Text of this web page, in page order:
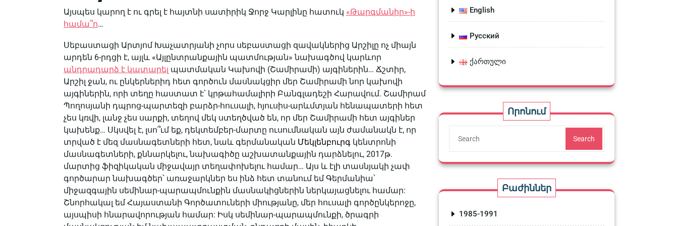
Այսպես կարող է ու գրել է հայտնի սատիրիկ Ջորջ Կարլինը հատուկ «Թարգմանիր»-ի
համա՞ր…
Սեբաստացի Արտյոմ Խաչատրյանի չորս սեբաստացի զավակներից Արշիլը ոչ միայն
արդեն 6-րդցի է, այլև «Այլընտրանքային պատմության» նախագծով կարևոր
անդրադարձ է կատարել պատմական Կախովի (Շամիրամի) այգիներին… Ճշտիր,
Արշիլ ջան, ու ընկերներիդ հետ գործուն մասնակցիր մեր Շամիրամի նոր կախովի
այգիներին, որի տեղը հաստատ է՝ կրթահամալիրի Բանգլադեշի Հարավում. Շամիրամ
Պողոսյանի դպրոց-պարտեզի բարձր-հուսալի, հյուսիս-արևմտյան հենապատերի հետ
չես կռվի, լանջ չես սարքի, տեղով մեկ ստեղծված են, որ մեր Շամիրամի հետ այգիներ
կախենք… Սկսվել է, լսո՞ւմ եք, դեկտեմբեր-մարտը ուսումնական այն ժամանակն է, որ
տրված է մեզ մասնագետների հետ, նաև գերմանական Մեկլենբուրգ կենտրոնի
մասնագետների, քննարկելու, նախագիծը աշխատանքային դարձնելու, 2017թ.
մարտից ֆիզիկական միջավայր տեղափոխելու համար… Այս և էլի տասնյակի չափ
գործարար նախագծեր՝ առաջարկներ ես ինձ հետ տանում եմ Գերմանիա՝
միջազգային սեմինար-պարապմունքին մասնակիցներին ներկայացնելու համար:
Շնորհակալ եմ Հայաստանի Գործատուների միությանը, մեր հուսալի գործընկերոջը,
այսպիսի հնարավորության համար: Իսկ սեմինար-պարապմունքի, ծրագրի
English
Русский
ქართული
Որոնում
Search
Բաժիններ
1985-1991